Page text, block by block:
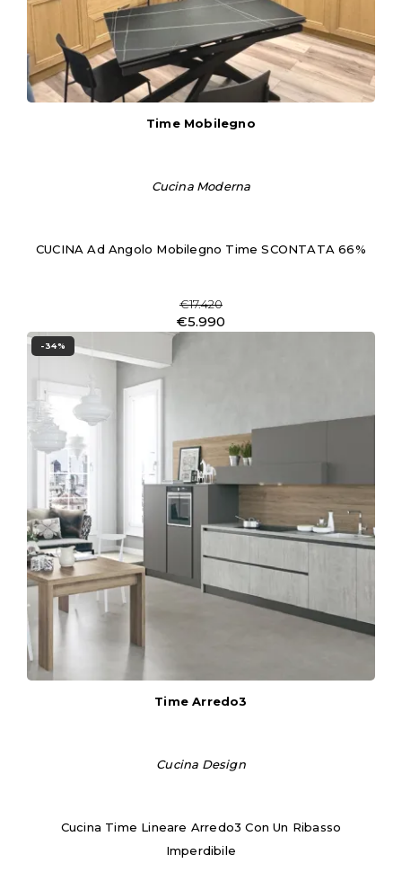
Time Mobilegno
Cucina Moderna
CUCINA Ad Angolo Mobilegno Time SCONTATA 66%
€17.420
€5.990
-34%
Time Arredo3
Cucina Design
Cucina Time Lineare Arredo3 Con Un Ribasso
Imperdibile